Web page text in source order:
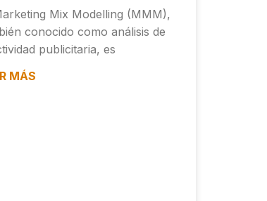
Mix Modelling (MMM),
conocido como análisis de
publicitaria, es
MÁS